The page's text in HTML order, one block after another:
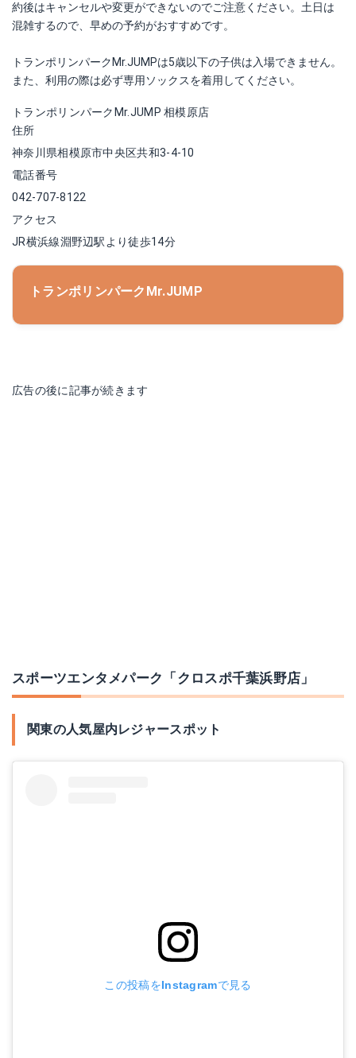
約後はキャンセルや変更ができないのでご注意ください。土日は
混雑するので、早めの予約がおすすめです。
トランポリンパークMr.JUMPは5歳以下の子供は入場できません。
また、利用の際は必ず専用ソックスを着用してください。
トランポリンパークMr.JUMP 相模原店
住所
神奈川県相模原市中央区共和3-4-10
電話番号
042-707-8122
アクセス
JR横浜線淵野辺駅より徒歩14分
トランポリンパークMr.JUMP
広告の後に記事が続きます
スポーツエンタメパーク「クロスポ千葉浜野店」
関東の人気屋内レジャースポット
この投稿をInstagramで見る